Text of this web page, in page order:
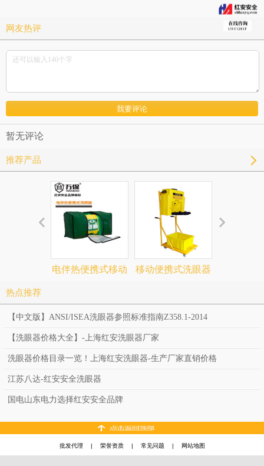
网友热评
暂无评论
推荐产品
电伴热便携式移动 移动便携式洗眼器
热点推荐
【中文版】ANSI/ISEA洗眼器参照标准指南Z358.1-2014
【洗眼器价格大全】-上海红安洗眼器厂家
洗眼器价格目录一览！上海红安洗眼器-生产厂家直销价格
江苏八达-红安安全洗眼器
国电山东电力选择红安安全品牌
批发代理 | 荣誉资质 | 常见问题 | 网站地图